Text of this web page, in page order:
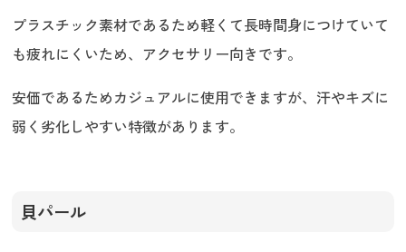
プラスチック素材であるため軽くて長時間身につけていて
も疲れにくいため、アクセサリー向きです。
安価であるためカジュアルに使用できますが、汗やキズに
弱く劣化しやすい特徴があります。
貝パール